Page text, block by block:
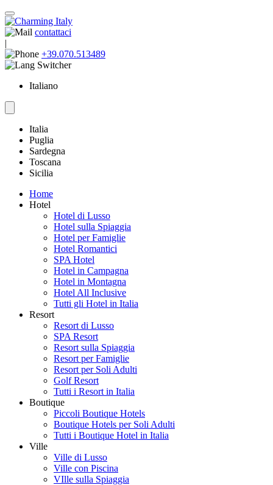
contattaci
|
+39.070.513489
Italiano
Italia
Puglia
Sardegna
Toscana
Sicilia
Home
Hotel
Hotel di Lusso
Hotel sulla Spiaggia
Hotel per Famiglie
Hotel Romantici
SPA Hotel
Hotel in Campagna
Hotel in Montagna
Hotel All Inclusive
Tutti gli Hotel in Italia
Resort
Resort di Lusso
SPA Resort
Resort sulla Spiaggia
Resort per Famiglie
Resort per Soli Adulti
Golf Resort
Tutti i Resort in Italia
Boutique
Piccoli Boutique Hotels
Boutique Hotels per Soli Adulti
Tutti i Boutique Hotel in Italia
Ville
Ville di Lusso
Ville con Piscina
VIlle sulla Spiaggia